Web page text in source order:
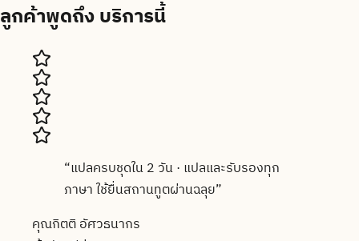
ลูกค้าพูดถึงบริการนี้
“แปลครบชุดใน 2 วัน · แปลและรับรองทุก
ภาษา ใช้ยื่นสถานทูตผ่านฉลุย”
คุณกิตติ อัศวธนากร